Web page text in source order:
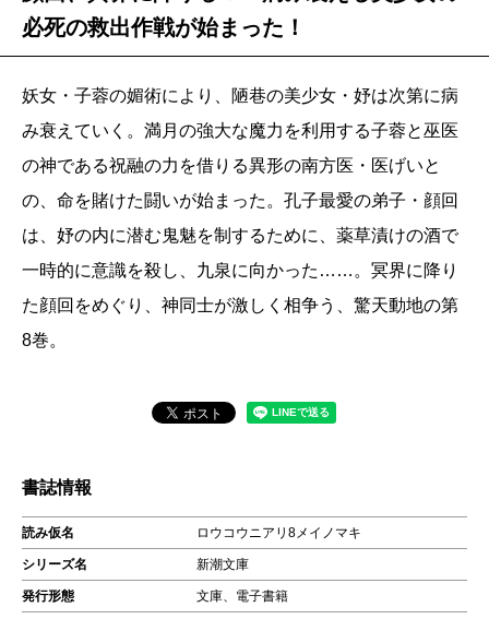
必死の救出作戦が始まった！
妖女・子蓉の媚術により、陋巷の美少女・妤は次第に病
み衰えていく。満月の強大な魔力を利用する子蓉と巫医
の神である祝融の力を借りる異形の南方医・医げいと
の、命を賭けた闘いが始まった。孔子最愛の弟子・顔回
は、妤の内に潜む鬼魅を制するために、薬草漬けの酒で
一時的に意識を殺し、九泉に向かった……。冥界に降り
た顔回をめぐり、神同士が激しく相争う、驚天動地の第
8巻。
書誌情報
読み仮名 ロウコウニアリ8メイノマキ
シリーズ名 新潮文庫
発行形態 文庫、電子書籍